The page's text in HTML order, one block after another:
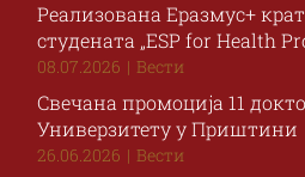
Реализована Еразмус+
студената „ESP for Health
08.07.2026 | Вести
Свечана промоција 11
Универзитету у Приштини
26.06.2026 | Вести